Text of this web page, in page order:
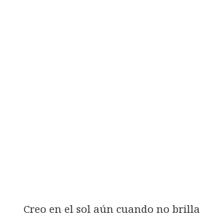
Creo en el sol aún cuando no brilla